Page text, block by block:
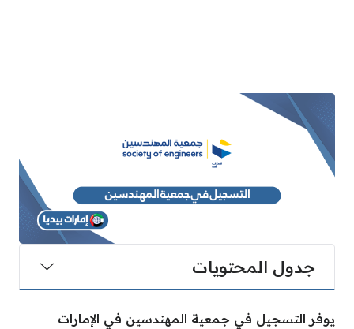
جدول المحتويات
يوفر التسجيل في جمعية المهندسين في الإمارات